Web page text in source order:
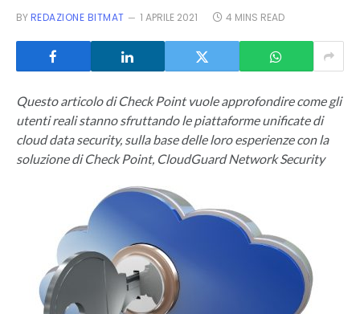
BYREDAZIONE BITMAT 1 APRILE 2021 4 MINS READ
Questo articolo di Check Point vuole approfondire come gli
utenti reali stanno sfruttando le piattaforme unificate di
cloud data security, sulla base delle loro esperienze con la
soluzione di Check Point, CloudGuard Network Security